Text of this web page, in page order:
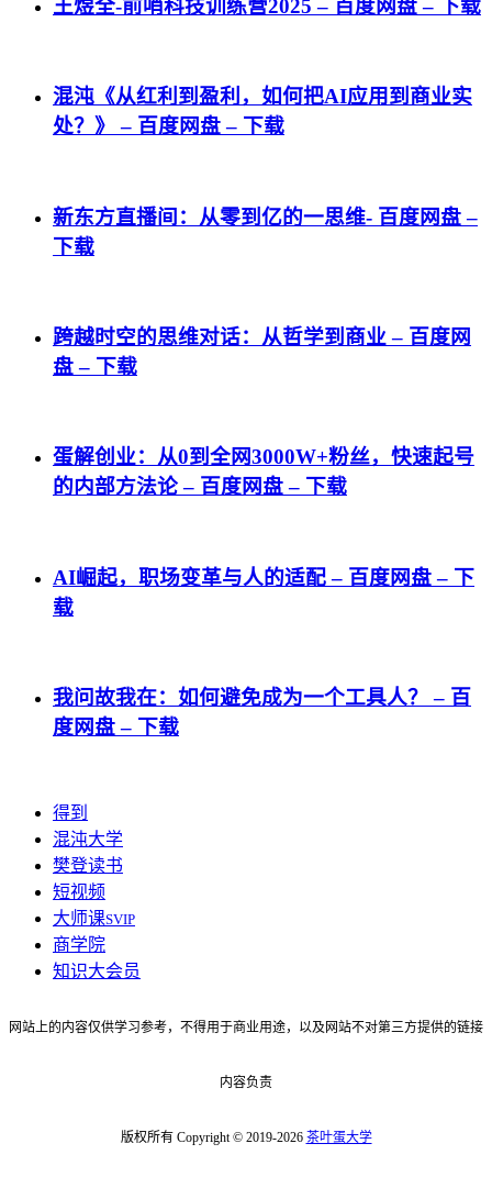
王煜全-前哨科技训练营2025 – 百度网盘 – 下载
混沌《从红利到盈利，如何把AI应用到商业实
处？》 – 百度网盘 – 下载
新东方直播间：从零到亿的一思维- 百度网盘 –
下载
跨越时空的思维对话：从哲学到商业 – 百度网
盘 – 下载
蛋解创业：从0到全网3000W+粉丝，快速起号
的内部方法论 – 百度网盘 – 下载
AI崛起，职场变革与人的适配 – 百度网盘 – 下
载
我问故我在：如何避免成为一个工具人？ – 百
度网盘 – 下载
得到
混沌大学
樊登读书
短视频
大师课SVIP
商学院
知识大会员
网站上的内容仅供学习参考，不得用于商业用途，以及网站不对第三方提供的链接
内容负责
版权所有 Copyright © 2019-2026 茶叶蛋大学